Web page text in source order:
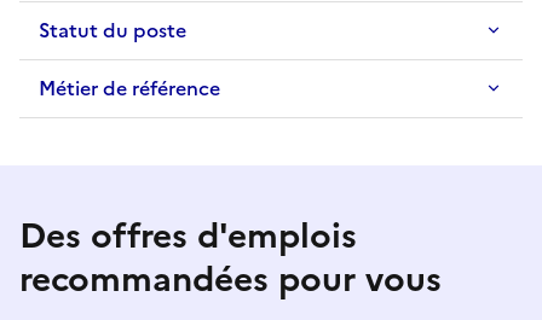
Statut du poste
Métier de référence
Des offres d'emplois
recommandées pour vous